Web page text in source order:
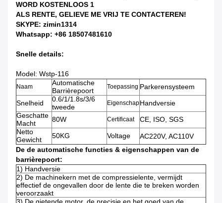
WORD KOSTENLOOS 1
ALS RENTE, GELIEVE ME VRIJ TE CONTACTEREN!
SKYPE: zimin1314
Whatsapp: +86 18507481610
Snelle details:
Model: Wstp-116
Naam
Automatische
Barrièrepoort
Toepassing Parkerensysteem
Snelheid
0.6/1/1.8s/3/6
tweede
EigenschapHandversie
Geschatte
Macht
80W Certificaat
CE, ISO, SGS
Netto
Gewicht
50KG Voltage
AC220V, AC110V
De de automatische functies & eigenschappen van de
barrièrepoort:
1) Handversie
2) De machinekern met de compressielente, vermijdt
effectief de ongevallen door de lente die te breken worden
veroorzaakt